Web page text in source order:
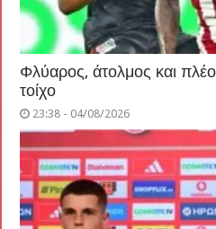
Φλύαρος, άτολμος και
τοίχο
23:38 - 04/08/2026